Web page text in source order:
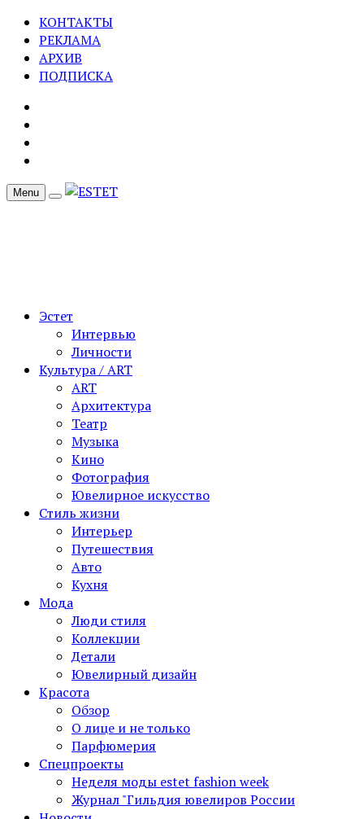
КОНТАКТЫ
РЕКЛАМА
АРХИВ
ПОДПИСКА
Menu
Эстет
Интервью
Личности
Культура / ART
ART
Архитектура
Театр
Музыка
Кино
Фотография
Ювелирное искусство
Стиль жизни
Интерьер
Путешествия
Авто
Кухня
Мода
Люди стиля
Коллекции
Детали
Ювелирный дизайн
Красота
Обзор
О лице и не только
Парфюмерия
Спецпроекты
Неделя моды estet fashion week
Журнал "Гильдия ювелиров России